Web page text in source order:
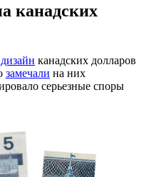
канадских
дизайн канадских долларов
замечали на них
серьезные споры